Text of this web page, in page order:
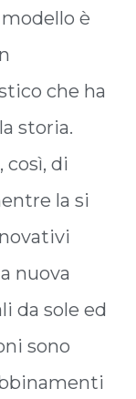
è
che ha
storia.
di
la si
nuova
da sole ed
sono